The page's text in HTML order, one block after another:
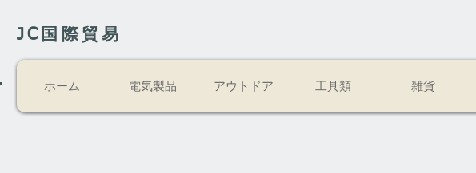
JC国際貿易
ホーム 電気製品 アウトドア 工具類 雑貨